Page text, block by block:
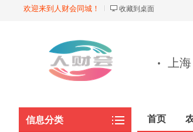
欢迎来到人财会同城！ 收藏到桌面
· 上海
信息分类 首页